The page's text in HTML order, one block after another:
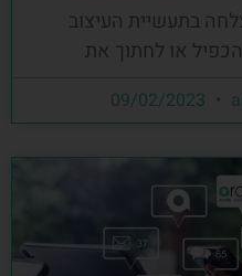
בתעשיית העיצוב
או לחתוך את